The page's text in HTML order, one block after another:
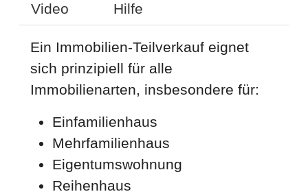
Video Hilfe
Ein Immobilien-Teilverkauf eignet
sich prinzipiell für alle
Immobilienarten, insbesondere für:
Einfamilienhaus
Mehrfamilienhaus
Eigentumswohnung
Reihenhaus